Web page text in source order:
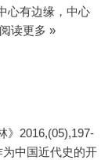
心有边缘，中心
阅读更多 »
》2016,(05),197-
中国近代史的开